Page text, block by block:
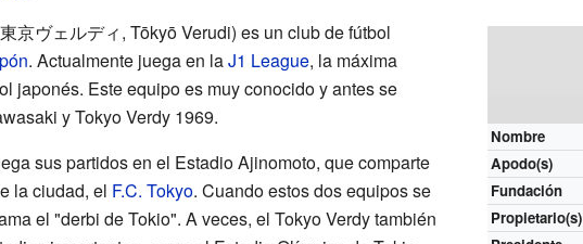
Nombre
Apodo(s)
Fundación
Propietario(s)
京ヴェルディ, Tōkyō Verudi) es un club de fútbol
. Actualmente juega en laJ1 League, la máxima
japonés. Este equipo es muy conocido y antes se
y Tokyo Verdy 1969.
sus partidos en el Estadio Ajinomoto, que comparte
la ciudad, el F.C. Tokyo. Cuando estos dos equipos se
el "derbi de Tokio". A veces, el Tokyo Verdy también